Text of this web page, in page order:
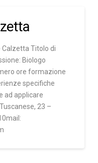
Calzetta Titolo di
Biologo
ore formazione
specifiche
ad applicare
23 –